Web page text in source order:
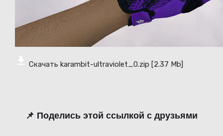
Скачать karambit-ultraviolet_0.zip [2.37 Mb]
📌 Поделись этой ссылкой с друзьями